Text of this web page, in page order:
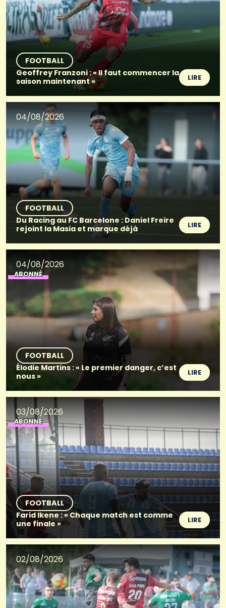
FOOTBALL
Geoffrey Franzoni : « Il faut commencer la
saison maintenant »
LIRE
04/08/2026
FOOTBALL
Du Racing au FC Barcelone : Daniel Freire
rejoint la Masia et marque déjà
LIRE
04/08/2026
ABONNÉ
FOOTBALL
Élodie Martins : « Le premier danger, c’est
nous »
LIRE
03/08/2026
ABONNÉ
FOOTBALL
Farid Ikene : « Chaque match est comme
une finale »
LIRE
02/08/2026